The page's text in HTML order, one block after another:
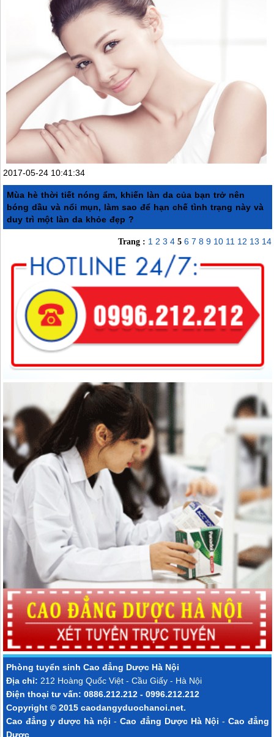
2017-05-24 10:41:34
Mùa hè thời tiết nóng ẩm, khiến làn da của bạn trở nên
bóng dầu và nổi mụn, làm sao để hạn chế tình trạng này và
duy trì một làn da khỏe đẹp ?
Trang : 12345 6789 10 11 12 13 14
Phòng tuyển sinh Cao đẳng Dược Hà Nội
Địa chỉ: 212 Hoàng Quốc Việt - Cầu Giấy - Hà Nội
Điện thoại tư vấn: 0886.212.212 - 0996.212.212
Copyright © 2015 caodangyduochanoi.net.
Cao đẳng y dược hà nội -Cao đẳng Dược Hà Nội -Cao đẳng
Dược